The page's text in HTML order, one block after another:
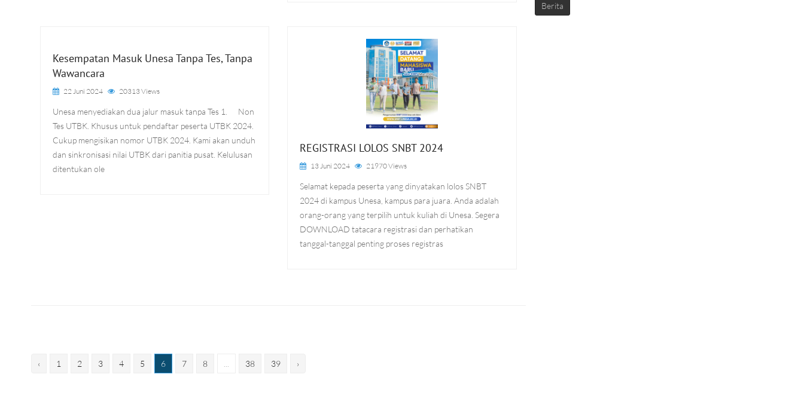
Kesempatan Masuk Unesa Tanpa Tes, Tanpa
Wawancara
22 Juni 2024 20313 Views
Unesa menyediakan dua jalur masuk tanpa Tes 1. Non
Tes UTBK. Khusus untuk pendaftar peserta UTBK 2024.
Cukup mengisikan nomor UTBK 2024. Kami akan unduh
dan sinkronisasi nilai UTBK dari panitia pusat. Kelulusan
ditentukan ole
REGISTRASI LOLOS SNBT 2024
13 Juni 2024 21970 Views
Selamat kepada peserta yang dinyatakan lolos SNBT
2024 di kampus Unesa, kampus para juara. Anda adalah
orang-orang yang terpilih untuk kuliah di Unesa. Segera
DOWNLOAD tatacara registrasi dan perhatikan
tanggal-tanggal penting proses registras
‹ 1 2 3 4 5 6 7 8 38 39 ›
Berita